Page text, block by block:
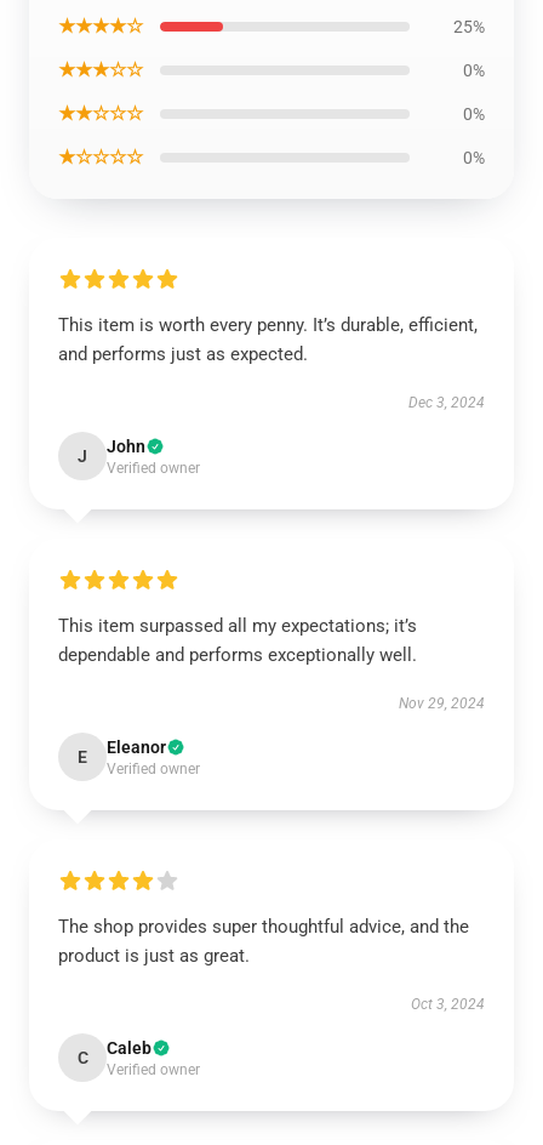
★★★★☆ 25%
★★★☆☆ 0%
★★☆☆☆ 0%
★☆☆☆☆ 0%
This item is worth every penny. It’s durable, efficient,
and performs just as expected.
Dec 3, 2024
J John
Verified owner
This item surpassed all my expectations; it’s
dependable and performs exceptionally well.
Nov 29, 2024
E Eleanor
Verified owner
The shop provides super thoughtful advice, and the
product is just as great.
Oct 3, 2024
C Caleb
Verified owner